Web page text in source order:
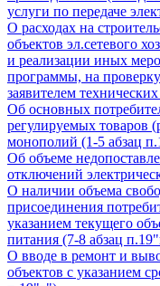
услуги по передаче
О расходах на
объектов эл.сетевого
и реализации иных
программы, на
заявителем
Об основных
регулируемых товаров
монополий (1-5 абзац
Об объеме
отключений
О наличии объема
присоединения
указанием текущего
питания (7-8 абзац
О вводе в ремонт и
объектов с указанием